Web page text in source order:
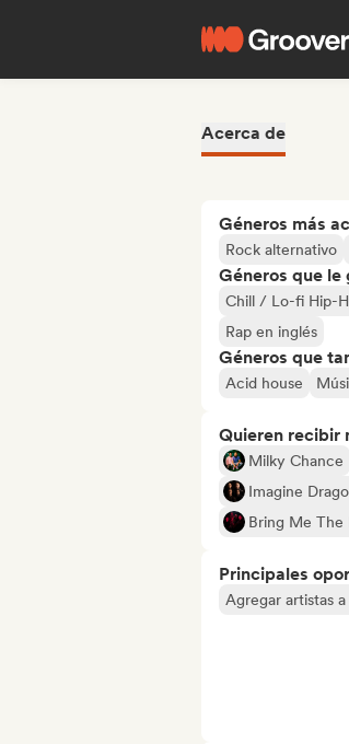
Acerca de
Géneros más
Rock alternativo
Géneros que le
Chill / Lo-fi Hip-
Rap en inglés
Géneros que
Acid house
Quieren recibir
Milky Chance
Imagine
Bring Me The
Principales
Agregar artistas